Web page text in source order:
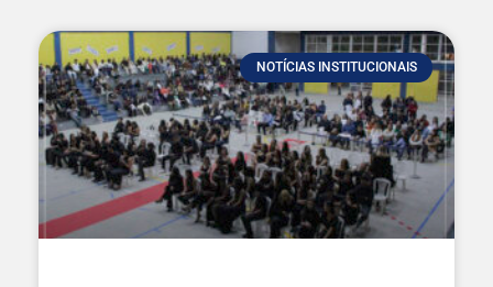
NOTÍCIAS INSTITUCIONAIS